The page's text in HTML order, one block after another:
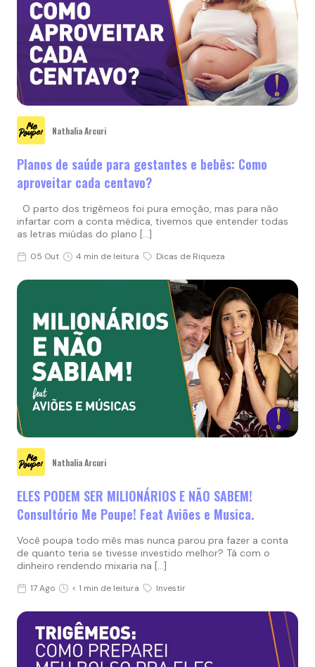
Nathalia Arcuri
Planos de saúde para gestantes e bebês: Como
aproveitar cada centavo?
O parto dos trigêmeos foi pura emoção, mas para não
infartar com a conta médica, tivemos que entender todas
as letras miúdas do plano […]
05 Out 4 min de leitura Dicas de Riqueza
Nathalia Arcuri
ELES PODEM SER MILIONÁRIOS E NÃO SABEM!
Consultório Me Poupe! Feat Aviões e Musica.
Você poupa todo mês mas nunca parou pra fazer a conta
de quanto teria se tivesse investido melhor? Tá com o
dinheiro rendendo mixaria na […]
17 Ago < 1 min de leitura Investir